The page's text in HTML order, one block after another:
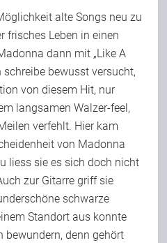
alte Songs neu zu
frisches Leben in einen
dann mit „Like A
schreibe bewusst versucht,
von diesem Hit, nur
langsamen Walzer-feel,
verfehlt. Hier kam
von Madonna
liess sie es sich doch nicht
zur Gitarre griff sie
schwarze
Standort aus konnte
bewundern, denn gehört